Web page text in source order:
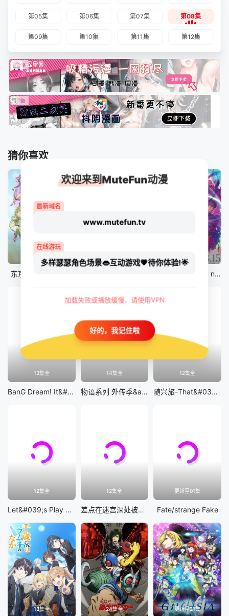
第05集 第06集 第07集 第08集
第09集 第10集 第11集 第12集
猜你喜欢
12集全
东京猫猫 NEW～♡ 剧场版 Fate/stay night [Heaven&#039;s Feel] III.spring song
13集全
BanG Dream! It&#039;s MyGO!!!!!
14集全
物语系列 外传季&amp;怪物季
12集全
随兴旅-That&#039;s Journey-
12集全
Let&#039;s Play 充满挑战的人生
12集全
差点在迷宫深处被信任的伙伴杀掉，但靠着天赐技能「无限扭蛋」获得等级9999的伙伴，我要向前队友和世界展开复仇&amp;「给他们好看！」
更新至01集
Fate/strange Fake
13集全 24集全 更新至21集
欢迎来到MuteFun动漫
最新域名
www.mutefun.tv
在线游玩
多样瑟瑟角色场景👄互动游戏💗待你体验!🌟
加载失败或播放缓慢，请使用VPN
好的，我记住啦